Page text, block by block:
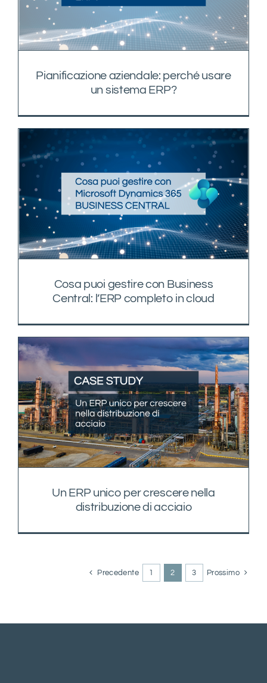
Pianificazione aziendale: perché usare
un sistema ERP?
Cosa puoi gestire con Business
Central: l’ERP completo in cloud
Un ERP unico per crescere nella
distribuzione di acciaio
Precedente 1 2 3 Prossimo